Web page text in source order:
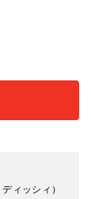
ィッシィ）